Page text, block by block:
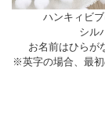
ハンキィビ
シル
お名前はひらが
※英字の場合、最